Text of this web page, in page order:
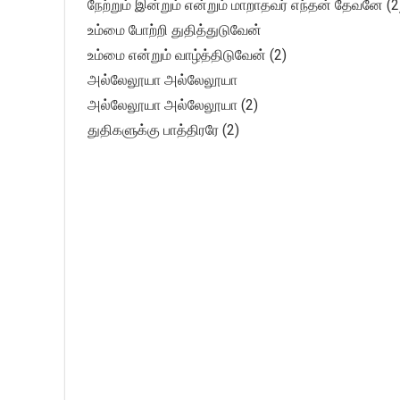
நேற்றும் இன்றும் என்றும் மாறாதவர் எந்தன் தேவனே
உம்மை போற்றி துதித்துடுவேன்
உம்மை என்றும் வாழ்த்திடுவேன் (2)
அல்லேலூயா அல்லேலூயா
அல்லேலூயா அல்லேலூயா (2)
துதிகளுக்கு பாத்திரரே (2)